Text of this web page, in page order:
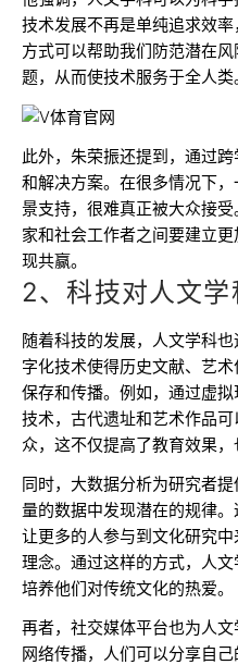
技术发展不再是单纯追求效
方式可以帮助我们防范潜在
题，从而使技术服务于全人类
此外，朱荣振还提到，通过
和解决方案。在很多情况下
景支持，很难真正被大众接
家和社会工作者之间要建立
现共赢。
2、科技对人文
随着科技的发展，人文学科
字化技术使得历史文献、艺
保存和传播。例如，通过虚拟
技术，古代遗址和艺术作品
众，这不仅提高了教育效果，
同时，大数据分析为研究者
量的数据中发现潜在的规律。
让更多的人参与到文化研究中
理念。通过这样的方式，人
培养他们对传统文化的热爱。
再者，社交媒体平台也为人
网络传播，人们可以分享自